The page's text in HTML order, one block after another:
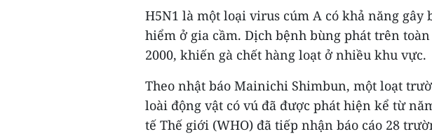
H5N1 là một loại virus cúm A có khả năng
hiểm ở gia cầm. Dịch bệnh bùng phát trên
2000, khiến gà chết hàng loạt ở nhiều khu vực.
Theo nhật báo Mainichi Shimbun, một loạt
loài động vật có vú đã được phát hiện kể từ
tế Thế giới (WHO) đã tiếp nhận báo cáo 28